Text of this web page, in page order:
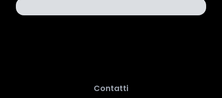
Contatti